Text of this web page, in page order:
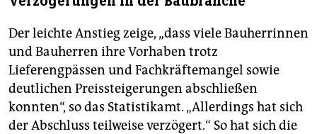
Der leichte Anstieg zeige, „dass viele Bauherrinnen
und Bauherren ihre Vorhaben trotz
Lieferengpässen und Fachkräftemangel sowie
deutlichen Preissteigerungen abschließen
konnten“, so das Statistikamt. „Allerdings hat sich
der Abschluss teilweise verzögert.“ So hat sich die